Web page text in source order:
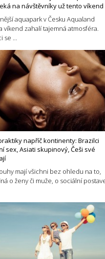
na návštěvníky už tento víkend
aquapark v Česku Aqualand
víkend zahalí tajemná atmosféra.
se ...
napříč kontinenty: Brazilci
sex, Asiati skupinový, Češi své
mají všichni bez ohledu na to,
o ženy či muže, o sociální